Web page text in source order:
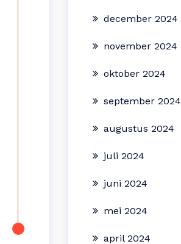
december 2024
november 2024
oktober 2024
september 2024
augustus 2024
juli 2024
juni 2024
mei 2024
april 2024